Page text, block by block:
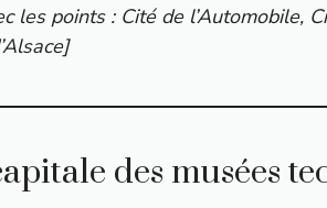
les points : Cité de l’Automobile,
des musées